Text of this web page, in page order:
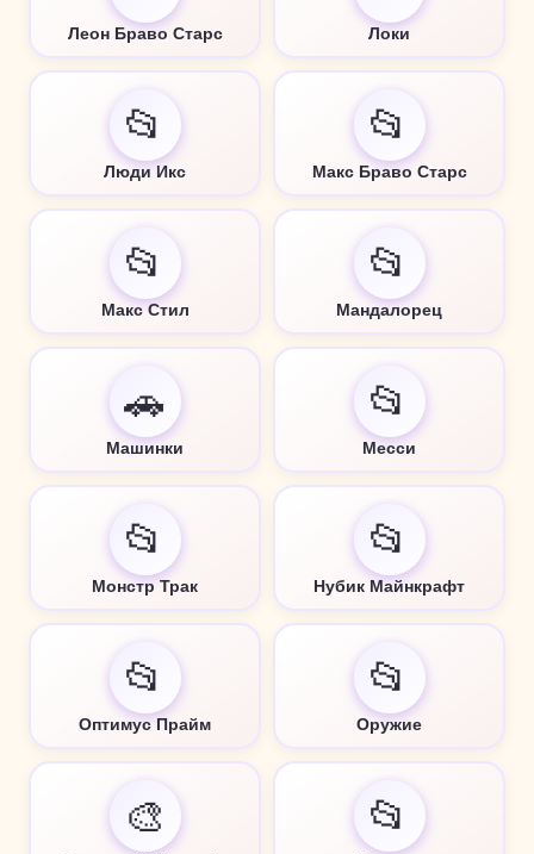
Леон Браво Старс Локи
📂
Люди Икс
📂
Макс Браво Старс
📂
Макс Стил
📂
Мандалорец
🚗
Машинки
📂
Месси
📂
Монстр Трак
📂
Нубик Майнкрафт
📂
Оптимус Прайм
📂
Оружие
🎨 📂